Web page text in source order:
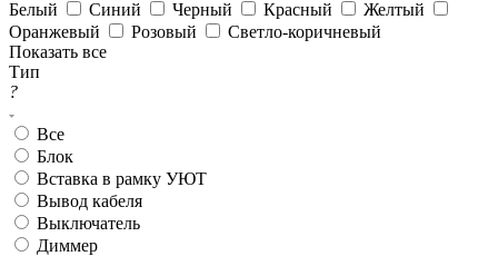
Белый Синий Черный Красный
Желтый
Оранжевый
Розовый
Светло-коричневый
Показать все
Тип
?
Все
Блок
Вставка в рамку УЮТ
Вывод кабеля
Выключатель
Диммер